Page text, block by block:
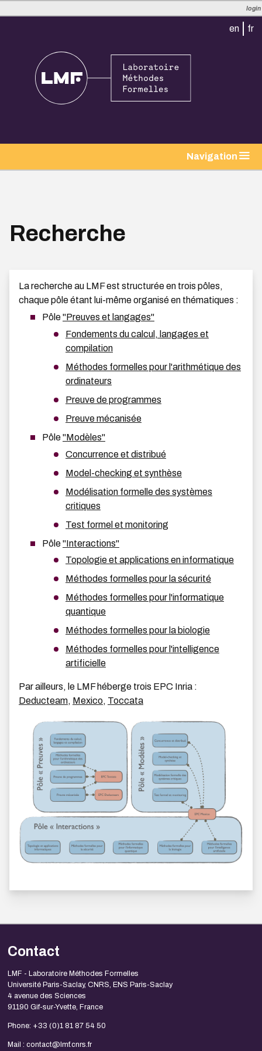
login
en fr
Navigation
Recherche
La recherche au LMF est structurée en trois pôles,
chaque pôle étant lui-même organisé en thématiques :
Pôle"Preuves et langages"
Fondements du calcul, langages et
compilation
Méthodes formelles pour l'arithmétique des
ordinateurs
Preuve de programmes
Preuve mécanisée
Pôle"Modèles"
Concurrence et distribué
Model-checking et synthèse
Modélisation formelle des systèmes
critiques
Test formel et monitoring
Pôle"Interactions"
Topologie et applications en informatique
Méthodes formelles pour la sécurité
Méthodes formelles pour l'informatique
quantique
Méthodes formelles pour la biologie
Méthodes formelles pour l'intelligence
artificielle
Par ailleurs, le LMF héberge trois EPC Inria :
Deducteam, Mexico, Toccata
Contact
LMF - Laboratoire Méthodes Formelles
Université Paris-Saclay, CNRS, ENS Paris-Saclay
4 avenue des Sciences
91190 Gif-sur-Yvette, France
Phone: +33 (0)1 81 87 54 50
Mail : contact@lmf.cnrs.fr